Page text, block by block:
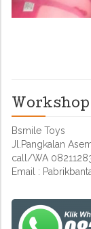
Workshop
Bsmile Toys
Jl.Pangkalan
call/WA
Email :